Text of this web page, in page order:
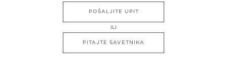
POŠALJITE UPIT
ILI
PITAJTE SAVETNIKA